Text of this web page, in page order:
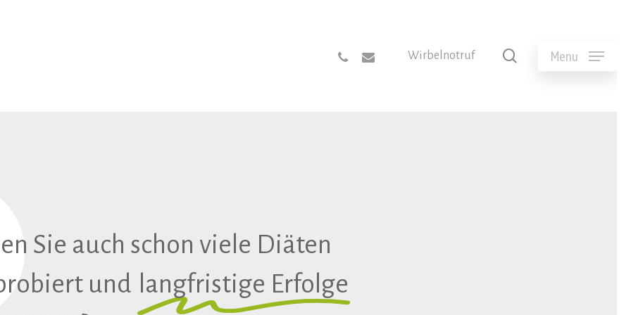
phone email Wirbelnotruf searchMenu
Sie auch schon viele Diäten
und langfristige Erfolge